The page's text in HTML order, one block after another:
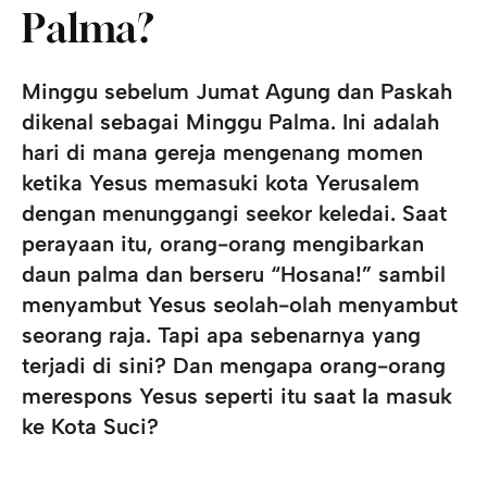
Palma?
Minggu sebelum Jumat Agung dan Paskah
dikenal sebagai Minggu Palma. Ini adalah
hari di mana gereja mengenang momen
ketika Yesus memasuki kota Yerusalem
dengan menunggangi seekor keledai. Saat
perayaan itu, orang-orang mengibarkan
daun palma dan berseru “Hosana!” sambil
menyambut Yesus seolah-olah menyambut
seorang raja. Tapi apa sebenarnya yang
terjadi di sini? Dan mengapa orang-orang
merespons Yesus seperti itu saat Ia masuk
ke Kota Suci?